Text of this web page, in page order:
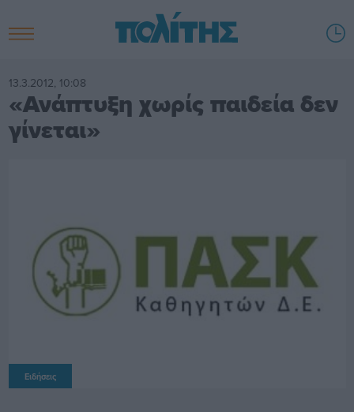
13.3.2012, 10:08
«Ανάπτυξη χωρίς παιδεία δεν
γίνεται»
Ειδήσεις